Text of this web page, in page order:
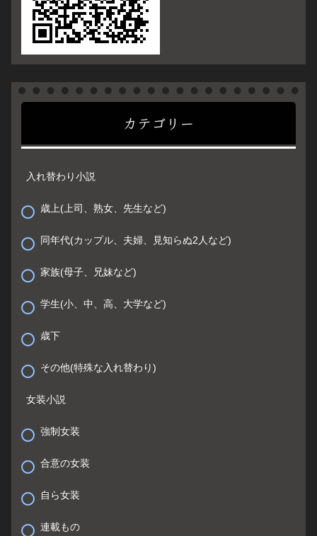
カテゴリー
入れ替わり小説
歳上(上司、熟女、先生など)
同年代(カップル、夫婦、見知らぬ2人など)
家族(母子、兄妹など)
学生(小、中、高、大学など)
歳下
その他(特殊な入れ替わり)
女装小説
強制女装
合意の女装
自ら女装
連載もの